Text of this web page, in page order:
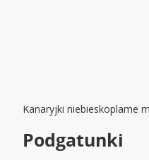
Kanaryjki niebieskoplame
Podgatunki